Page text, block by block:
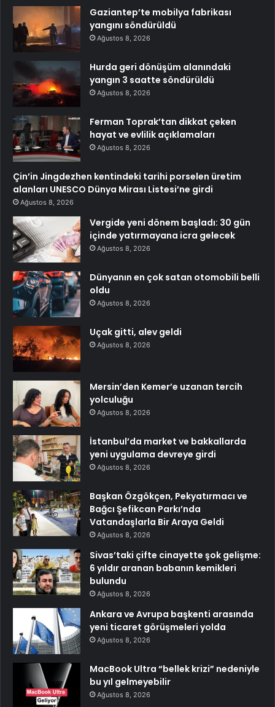
Gaziantep’te mobilya fabrikası
yangını söndürüldü
Ağustos 8, 2026
Hurda geri dönüşüm alanındaki
yangın 3 saatte söndürüldü
Ağustos 8, 2026
Ferman Toprak’tan dikkat çeken
hayat ve evlilik açıklamaları
Ağustos 8, 2026
Çin’in Jingdezhen kentindeki tarihi porselen üretim
alanları UNESCO Dünya Mirası Listesi’ne girdi
Ağustos 8, 2026
Vergide yeni dönem başladı: 30 gün
içinde yatırmayana icra gelecek
Ağustos 8, 2026
Dünyanın en çok satan otomobili belli
oldu
Ağustos 8, 2026
Uçak gitti, alev geldi
Ağustos 8, 2026
Mersin’den Kemer’e uzanan tercih
yolculuğu
Ağustos 8, 2026
İstanbul’da market ve bakkallarda
yeni uygulama devreye girdi
Ağustos 8, 2026
Başkan Özgökçen, Pekyatırmacı ve
Bağcı Şefikcan Parkı’nda
Vatandaşlarla Bir Araya Geldi
Ağustos 8, 2026
Sivas’taki çifte cinayette şok gelişme:
6 yıldır aranan babanın kemikleri
bulundu
Ağustos 8, 2026
Ankara ve Avrupa başkenti arasında
yeni ticaret görüşmeleri yolda
Ağustos 8, 2026
MacBook Ultra “bellek krizi” nedeniyle
bu yıl gelmeyebilir
Ağustos 8, 2026